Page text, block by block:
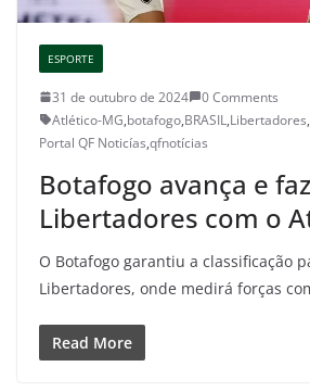
ESPORTE
31 de outubro de 2024
0 Comments
Atlético-MG,botafogo,BRASIL,Libertadores,
Portal QF Noticías,qfnotícias
Botafogo avança e
Libertadores com o
O Botafogo garantiu a classificação
Libertadores, onde medirá forças
Read More